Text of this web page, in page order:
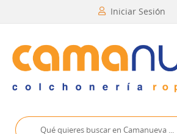
Iniciar Sesión